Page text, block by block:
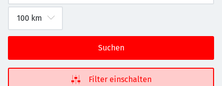
Suchen
Filter einschalten